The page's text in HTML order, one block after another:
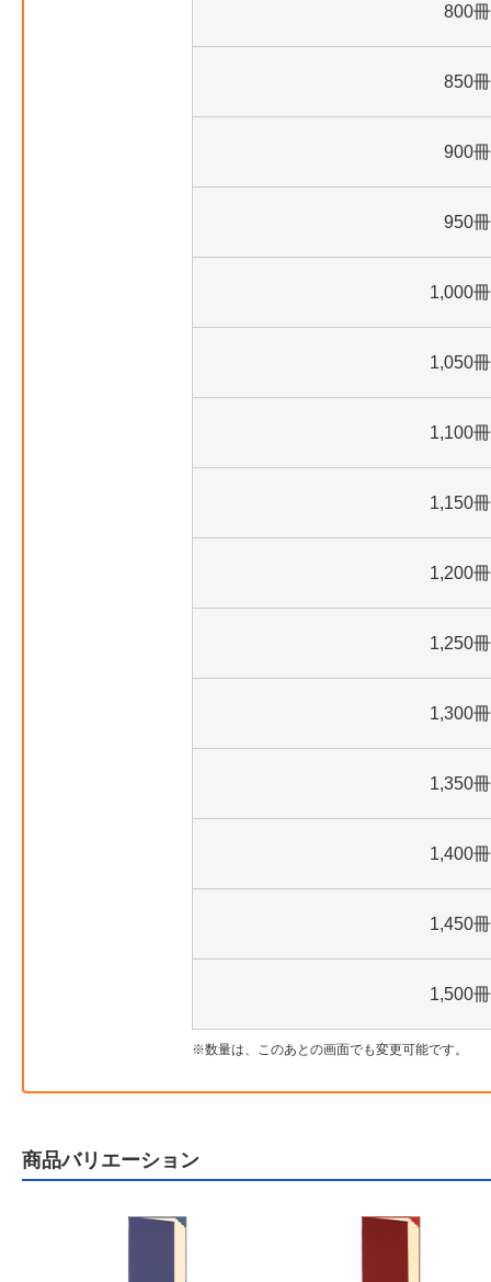
800冊
850冊
900冊
950冊
1,000冊
1,050冊
1,100冊
1,150冊
1,200冊
1,250冊
1,300冊
1,350冊
1,400冊
1,450冊
1,500冊
数量は、このあとの画面でも変更可能です。
商品バリエーション